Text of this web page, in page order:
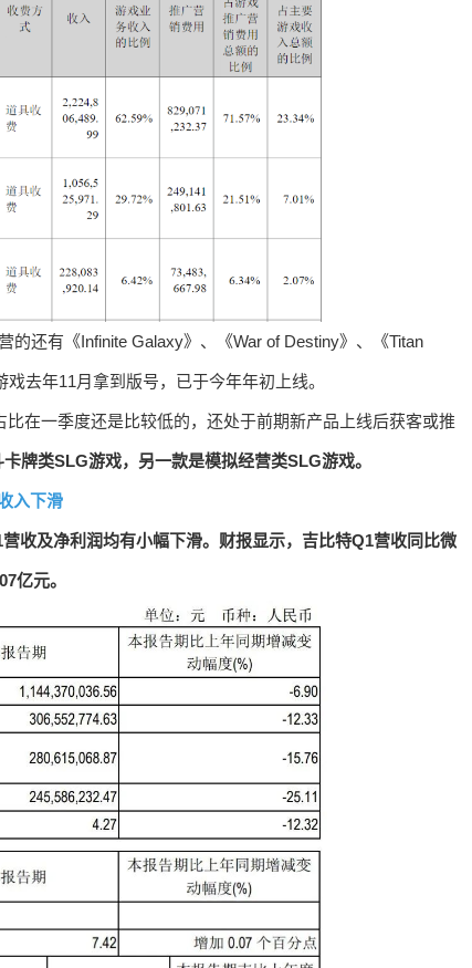
的还有《Infinite Galaxy》、《War of Destiny》、《Titan
去年11月拿到版号，已于今年年初上线。
在一季度还是比较低的，还处于前期新产品上线后获客或推
牌类SLG游戏，另一款是模拟经营类SLG游戏。
入下滑
收及净利润均有小幅下滑。财报显示，吉比特Q1营收同比微
亿元。